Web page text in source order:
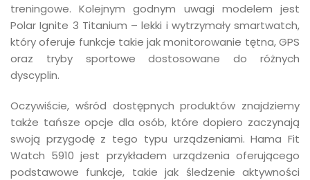
treningowe. Kolejnym godnym uwagi modelem jest
Polar Ignite 3 Titanium – lekki i wytrzymały smartwatch,
który oferuje funkcje takie jak monitorowanie tętna, GPS
oraz tryby sportowe dostosowane do różnych
dyscyplin.
Oczywiście, wśród dostępnych produktów znajdziemy
także tańsze opcje dla osób, które dopiero zaczynają
swoją przygodę z tego typu urządzeniami. Hama Fit
Watch 5910 jest przykładem urządzenia oferującego
podstawowe funkcje, takie jak śledzenie aktywności